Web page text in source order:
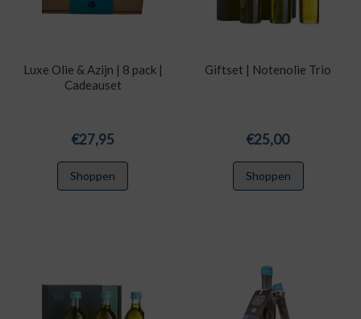
Luxe Olie & Azijn | 8 pack |
Cadeauset
€27,95
Shoppen
Giftset | Notenolie Trio
€25,00
Shoppen